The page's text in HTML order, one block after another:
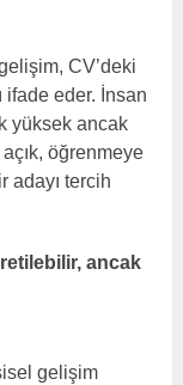
CV’deki
ifade eder. İnsan
yüksek ancak
öğrenmeye
adayı tercih
ancak
gelişim